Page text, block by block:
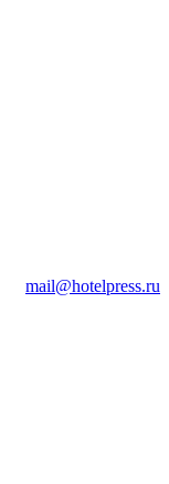
mail@hotelpress.ru